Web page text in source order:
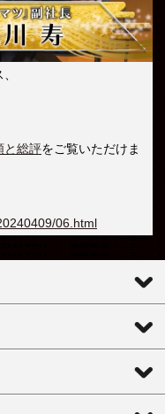
と総評をご覧いただけま
06.html